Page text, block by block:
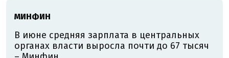
МИНФИН
В июне средняя зарплата в центральных
органах власти выросла почти до 67 тысяч